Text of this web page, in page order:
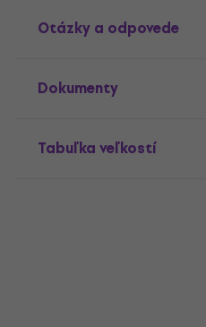
Otázky a odpovede
Dokumenty
Tabuľka veľkostí